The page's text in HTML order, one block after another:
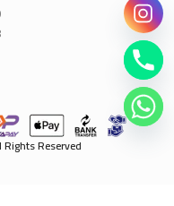
Rights Reserved